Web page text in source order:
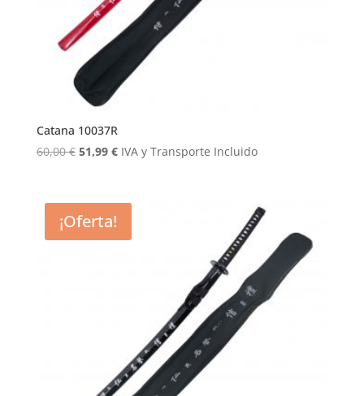
Catana 10037R
60,00€ El
era:
60,00 €.
51,99 €El
es:
IVA y Transporte Incluido
¡Oferta!